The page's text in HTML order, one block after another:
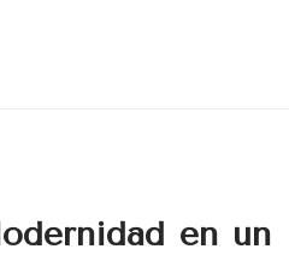
en un